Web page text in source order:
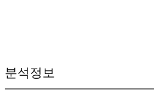
분석정보